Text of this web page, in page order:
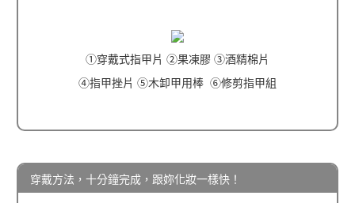
①穿戴式指甲片 ②果凍膠 ③酒精棉片
④指甲挫片 ⑤木卸甲用棒 ⑥修剪指甲組
穿戴方法，十分鐘完成，跟妳化妝一樣快！